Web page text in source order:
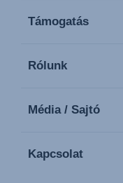
Támogatás
Rólunk
Média / Sajtó
Kapcsolat